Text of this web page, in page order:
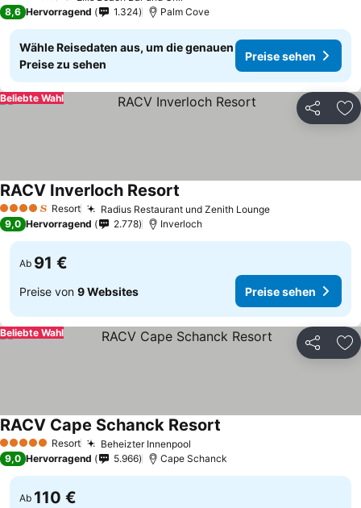
8,6 Hervorragend 1.324 Palm Cove
Wähle Reisedaten aus, um die genauen
Preise zu sehen
Preise sehen
Teilen
Beliebte Wahl
4 Sterne Resort Radius Restaurant und Zenith Lounge
RACV Inverloch Resort
9,0 Hervorragend 2.778 Inverloch
Ab 91 €
Preise von 9 Websites Preise sehen
Teilen
Beliebte Wahl
5 Sterne Resort Beheizter Innenpool
RACV Cape Schanck Resort
9,0 Hervorragend 5.966 Cape Schanck
Ab 110 €